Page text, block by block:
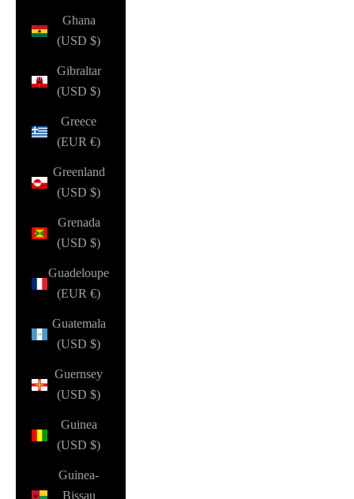
Ghana
(USD $)
Gibraltar
(USD $)
Greece
(EUR €)
Greenland
(USD $)
Grenada
(USD $)
Guadeloupe
(EUR €)
Guatemala
(USD $)
Guernsey
(USD $)
Guinea
(USD $)
Guinea-
Bissau